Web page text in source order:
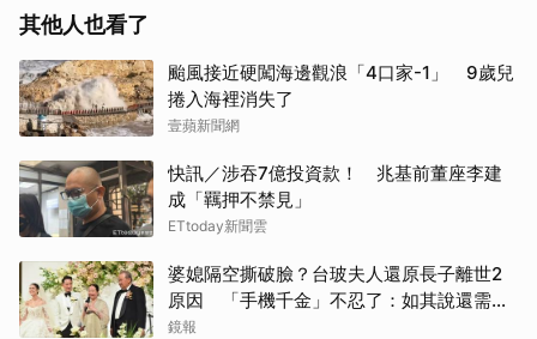
其他人也看了
颱風接近硬闖海邊觀浪「4口家-1」 9歲兒
捲入海裡消失了
壹蘋新聞網
快訊／涉吞7億投資款！ 兆基前董座李建
成「羈押不禁見」
ETtoday新聞雲
婆媳隔空撕破臉？台玻夫人還原長子離世2
原因 「手機千金」不忍了：如其說還需要
離開嗎？
鏡報